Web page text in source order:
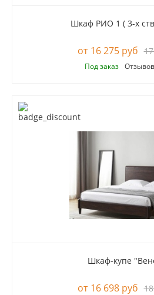
Шкаф РИО 1 ( 3-х
16 275 руб
Под заказ
Шкаф-купе
16 698 руб